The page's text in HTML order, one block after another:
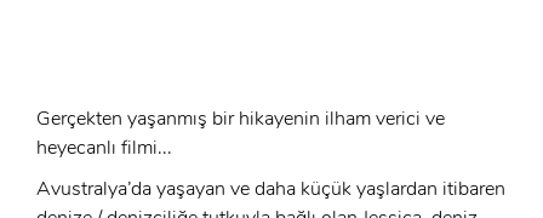
Gerçekten yaşanmış bir hikayenin ilham verici ve
heyecanlı filmi...
Avustralya’da yaşayan ve daha küçük yaşlardan itibaren